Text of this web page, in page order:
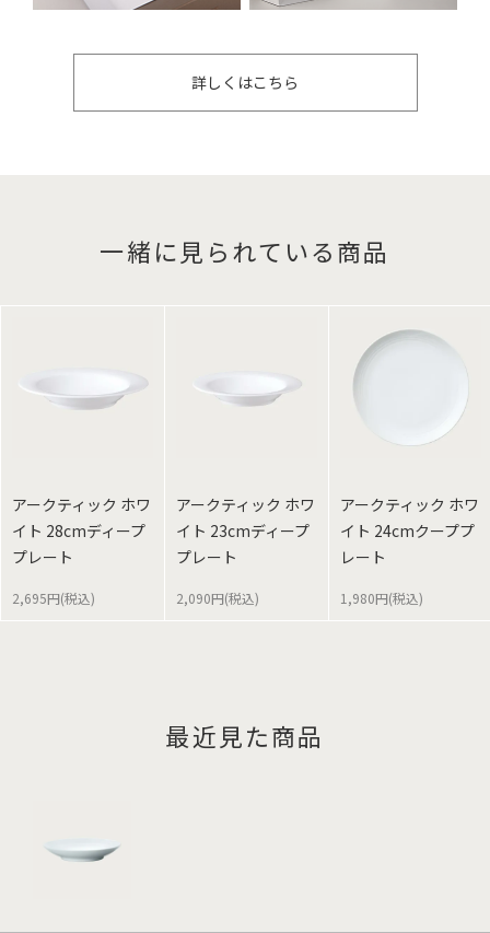
詳しくはこちら
一緒に見られている商品
アークティック ホワ
イト 28cmディープ
プレート
2,695円(税込)
アークティック ホワ
イト 23cmディープ
プレート
2,090円(税込)
アークティック ホワ
イト 24cmクーププ
レート
1,980円(税込)
最近見た商品